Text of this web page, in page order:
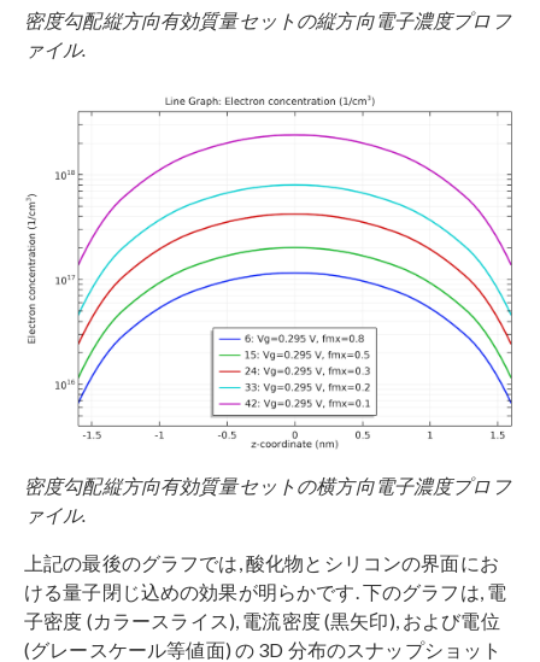
密度勾配縦方向有効質量セットの縦方向電子濃度プロフ
ァイル.
密度勾配縦方向有効質量セットの横方向電子濃度プロフ
ァイル.
上記の最後のグラフでは, 酸化物とシリコンの界面にお
ける量子閉じ込めの効果が明らかです. 下のグラフは, 電
子密度 (カラースライス), 電流密度 (黒矢印), および電位
(グレースケール等値面) の 3D 分布のスナップショット